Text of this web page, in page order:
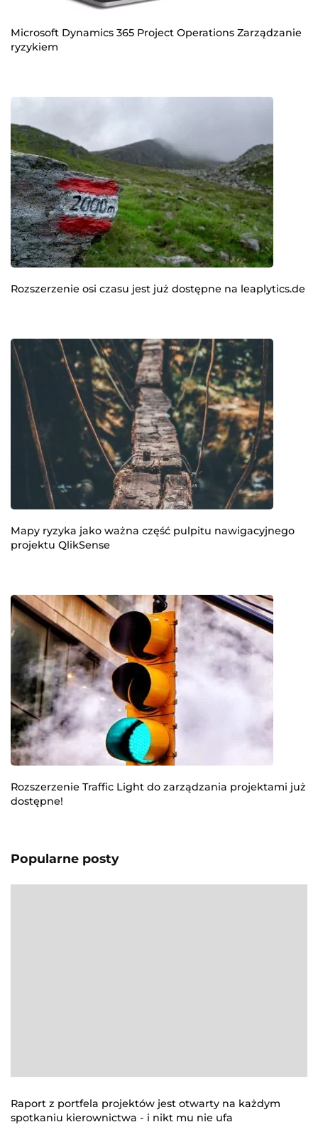
Microsoft Dynamics 365 Project Operations Zarządzanie
ryzykiem
Rozszerzenie osi czasu jest już dostępne na leaplytics.de
Mapy ryzyka jako ważna część pulpitu nawigacyjnego
projektu QlikSense
Rozszerzenie Traffic Light do zarządzania projektami już
dostępne!
Popularne posty
Raport z portfela projektów jest otwarty na każdym
spotkaniu kierownictwa - i nikt mu nie ufa